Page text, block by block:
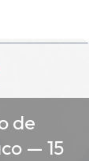
de
— 15